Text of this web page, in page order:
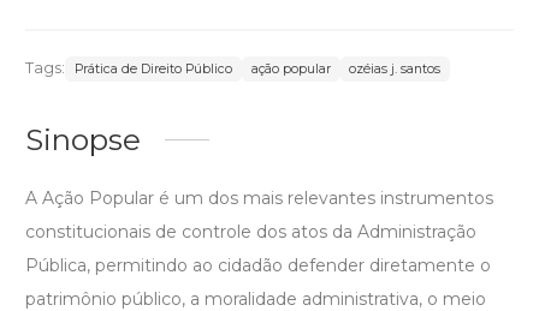
Tags: Prática de Direito Público ação popular ozéias j. santos
Sinopse
A Ação Popular é um dos mais relevantes instrumentos
constitucionais de controle dos atos da Administração
Pública, permitindo ao cidadão defender diretamente o
patrimônio público, a moralidade administrativa, o meio